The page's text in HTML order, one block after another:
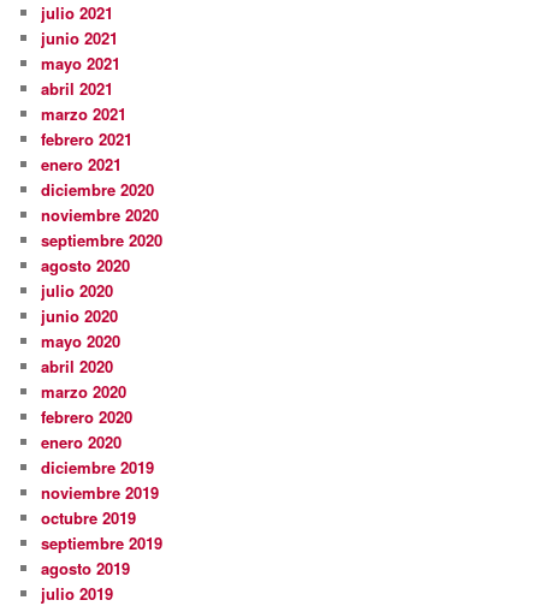
julio 2021
junio 2021
mayo 2021
abril 2021
marzo 2021
febrero 2021
enero 2021
diciembre 2020
noviembre 2020
septiembre 2020
agosto 2020
julio 2020
junio 2020
mayo 2020
abril 2020
marzo 2020
febrero 2020
enero 2020
diciembre 2019
noviembre 2019
octubre 2019
septiembre 2019
agosto 2019
julio 2019